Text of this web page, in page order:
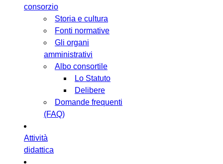
consorzio
Storia e cultura
Fonti normative
Gli organi
amministrativi
Albo consortile
Lo Statuto
Delibere
Domande frequenti
(FAQ)
Attività
didattica